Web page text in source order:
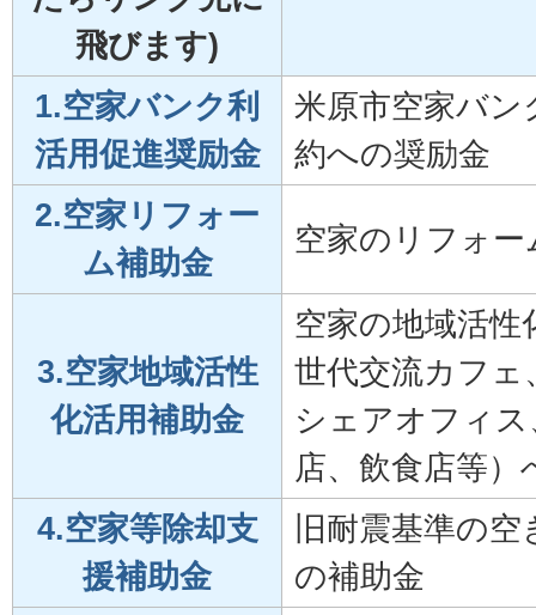
飛びます)
1.空家バンク利
活用促進奨励金
米原市空家バン
約への奨励金
2.空家リフォー
ム補助金
空家のリフォ
3.空家地域活性
化活用補助金
空家の地域活性
世代交流カフェ
シェアオフィ
店、飲食店等
4.空家等除却支
援補助金
旧耐震基準の
の補助金